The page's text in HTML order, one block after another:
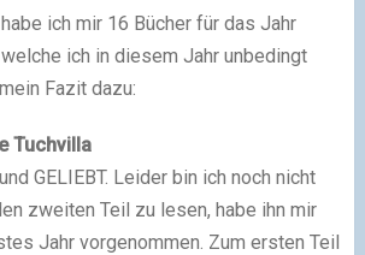
ich mir 16 Bücher für das Jahr
ich in diesem Jahr unbedingt
Fazit dazu:
Tuchvilla
GELIEBT. Leider bin ich noch nicht
zweiten Teil zu lesen, habe ihn mir
Jahr vorgenommen. Zum ersten Teil